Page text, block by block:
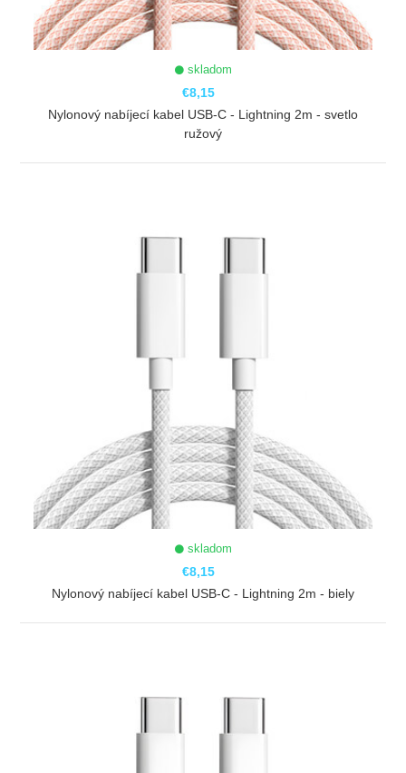
skladom
€8,15
Nylonový nabíjecí kabel USB-C - Lightning 2m - svetlo
ružový
skladom
€8,15
Nylonový nabíjecí kabel USB-C - Lightning 2m - biely